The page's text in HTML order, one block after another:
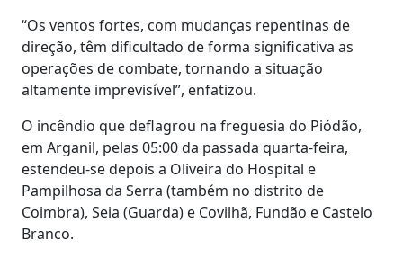
“Os ventos fortes, com mudanças repentinas de
direção, têm dificultado de forma significativa as
operações de combate, tornando a situação
altamente imprevisível”, enfatizou.
O incêndio que deflagrou na freguesia do Piódão,
em Arganil, pelas 05:00 da passada quarta-feira,
estendeu-se depois a Oliveira do Hospital e
Pampilhosa da Serra (também no distrito de
Coimbra), Seia (Guarda) e Covilhã, Fundão e Castelo
Branco.